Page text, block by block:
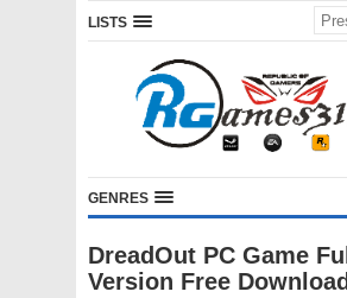
LISTS
GENRES
DreadOut PC Game Full
Version Free Download